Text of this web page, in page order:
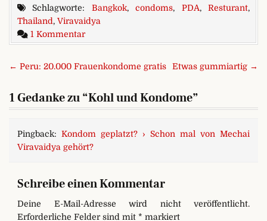
Schlagworte: Bangkok,condoms, PDA,Resturant,
Thailand , Viravaidya
1 Kommentarzu Kohl und Kondome
Beitragsnavigation Etwas gummiartig →
← Peru: 20.000 Frauenkondome gratis
1 Gedanke zu “Kohl und Kondome”
Pingback: Kondom geplatzt? › Schon mal von Mechai
Viravaidya gehört?
Schreibe einen Kommentar
Deine E-Mail-Adresse wird nicht veröffentlicht.
Erforderliche Felder sind mit * markiert